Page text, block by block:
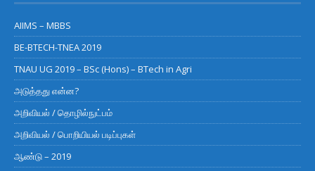
AIIMS – MBBS
BE-BTECH-TNEA 2019
TNAU UG 2019 – BSc (Hons) – BTech in Agri
அடுத்தது என்ன?
அறிவியல் / தொழில்நுட்பம்
அறிவியல் / பொறியியல் படிப்புகள்
ஆண்டு – 2019